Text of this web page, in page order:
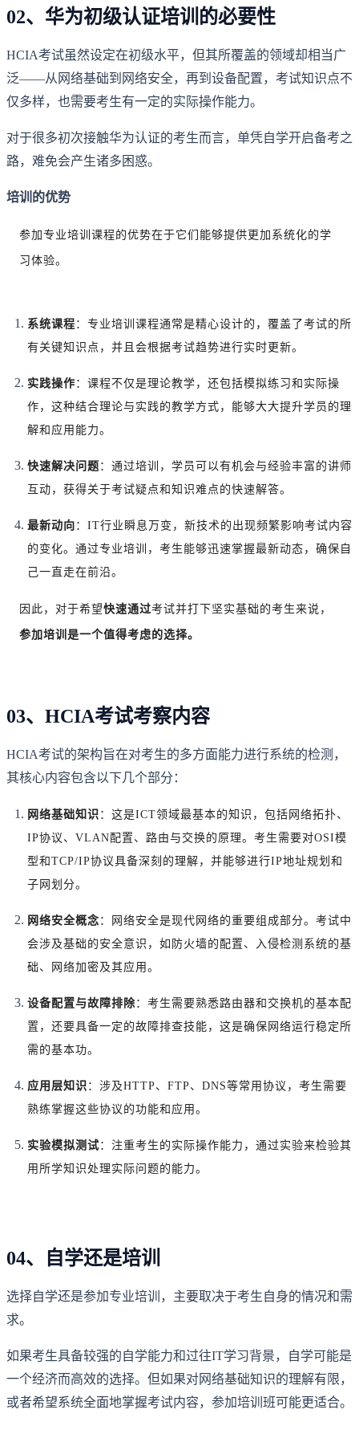
02、华为初级认证培训的必要性
HCIA考试虽然设定在初级水平，但其所覆盖的领域却相当广
泛——从网络基础到网络安全，再到设备配置，考试知识点不
仅多样，也需要考生有一定的实际操作能力。
对于很多初次接触华为认证的考生而言，单凭自学开启备考之
路，难免会产生诸多困惑。
培训的优势
参加专业培训课程的优势在于它们能够提供更加系统化的学
习体验。
系统课程：专业培训课程通常是精心设计的，覆盖了考试的所
有关键知识点，并且会根据考试趋势进行实时更新。
实践操作：课程不仅是理论教学，还包括模拟练习和实际操
作，这种结合理论与实践的教学方式，能够大大提升学员的理
解和应用能力。
快速解决问题：通过培训，学员可以有机会与经验丰富的讲师
互动，获得关于考试疑点和知识难点的快速解答。
最新动向：IT行业瞬息万变，新技术的出现频繁影响考试内容
的变化。通过专业培训，考生能够迅速掌握最新动态，确保自
己一直走在前沿。
因此，对于希望快速通过考试并打下坚实基础的考生来说，
参加培训是一个值得考虑的选择。
03、HCIA考试考察内容
HCIA考试的架构旨在对考生的多方面能力进行系统的检测，
其核心内容包含以下几个部分：
网络基础知识：这是ICT领域最基本的知识，包括网络拓扑、
IP协议、VLAN配置、路由与交换的原理。考生需要对OSI模
型和TCP/IP协议具备深刻的理解，并能够进行IP地址规划和
子网划分。
网络安全概念：网络安全是现代网络的重要组成部分。考试中
会涉及基础的安全意识，如防火墙的配置、入侵检测系统的基
础、网络加密及其应用。
设备配置与故障排除：考生需要熟悉路由器和交换机的基本配
置，还要具备一定的故障排查技能，这是确保网络运行稳定所
需的基本功。
应用层知识：涉及HTTP、FTP、DNS等常用协议，考生需要
熟练掌握这些协议的功能和应用。
实验模拟测试：注重考生的实际操作能力，通过实验来检验其
用所学知识处理实际问题的能力。
04、自学还是培训
选择自学还是参加专业培训，主要取决于考生自身的情况和需
求。
如果考生具备较强的自学能力和过往IT学习背景，自学可能是
一个经济而高效的选择。但如果对网络基础知识的理解有限，
或者希望系统全面地掌握考试内容，参加培训班可能更适合。